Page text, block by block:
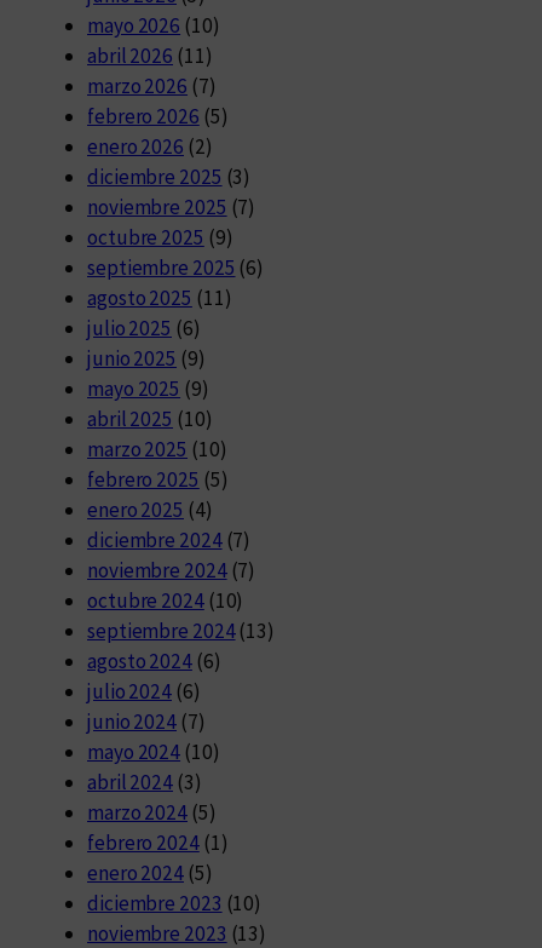
mayo 2026 (10)
abril 2026 (11)
marzo 2026 (7)
febrero 2026 (5)
enero 2026 (2)
diciembre 2025 (3)
noviembre 2025 (7)
octubre 2025 (9)
septiembre 2025 (6)
agosto 2025 (11)
julio 2025 (6)
junio 2025 (9)
mayo 2025 (9)
abril 2025 (10)
marzo 2025 (10)
febrero 2025 (5)
enero 2025 (4)
diciembre 2024(7)
noviembre 2024(7)
octubre 2024(10)
septiembre 2024(13)
agosto 2024(6)
julio 2024 (6)
junio 2024 (7)
mayo 2024 (10)
abril 2024 (3)
marzo 2024 (5)
febrero 2024(1)
enero 2024 (5)
diciembre 2023 (10)
noviembre 2023 (13)